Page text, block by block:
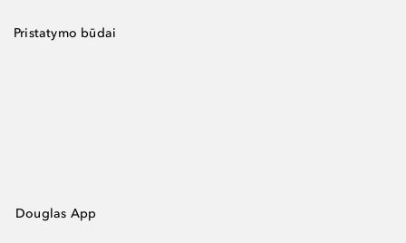
Pristatymo būdai
Douglas App